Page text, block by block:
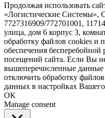
Продолжая использовать
«Логистические
7727316909/772701001,
улица, дом 6 корпус 3,
обработку файлов cookies и
обеспечения бесперебойной
посещений сайта. Если Вы
вышеперечисленные данные
отключить обработку
данных в настройках
ОК
Manage consent